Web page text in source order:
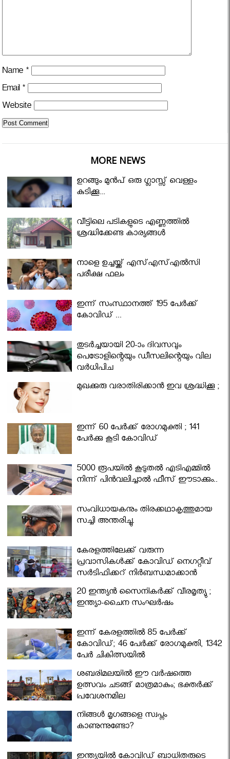
Name *
Email *
Website
MORE NEWS
ഉറങ്ങും മുന്‍പ് ഒരു ഗ്ലാസ്സ് വെള്ളം
കുടിക്കൂ...
വീട്ടിലെ പടികളുടെ എണ്ണത്തിൽ
ശ്രദ്ധിക്കേണ്ട കാര്യങ്ങൾ
നാളെ ഉച്ചയ്ക്ക് എസ്എസ്എല്‍സി
പരീക്ഷ ഫലം
ഇന്ന് സംസ്ഥാനത്ത് 195 പേര്‍ക്ക്
കോവിഡ് ...
തുടർച്ചയായി 20-ാം ദിവസവും
പെട്രോളിന്റെയും ഡീസലിന്റെയും വില
വര്‍ധിപ്പിച്ചു
മുഖക്കുരു വരാതിരിക്കാന്‍ ഇവ ശ്രദ്ധിക്കൂ ;
ഇന്ന് 60 പേർക്ക് രോഗമുക്തി ; 141
പേര്‍ക്കു കൂടി കോവിഡ്
5000 രൂപയിൽ കൂടുതൽ എടിഎമ്മിൽ
നിന്ന് പിൻവലിച്ചാൽ ഫീസ് ഈടാക്കും..
സംവിധായകനും തിരക്കഥാകൃത്തുമായ
സച്ചി അന്തരിച്ചു.
കേരളത്തിലേക്ക് വരുന്ന
പ്രവാസികള്‍ക്ക് കോവിഡ് നെഗറ്റീവ്
സര്‍ട്ടിഫിക്കറ്റ് നിർബന്ധമാക്കാൻ
മന്ത്രിസഭ
20 ഇന്ത്യൻ സൈനികർക്ക് വീരമൃത്യു ;
ഇന്ത്യാ-ചൈന സംഘർഷം
ഇന്ന് കേരളത്തിൽ 85 പേർക്ക്
കോവിഡ്; 46 പേർക്ക് രോഗമുക്തി, 1342
പേർ ചികിത്സയിൽ
ശബരിമലയില്‍ ഈ വർഷത്തെ
ഉത്സവം ചടങ്ങ് മാത്രമാകും; ഭക്തർക്ക്
പ്രവേശനമില്ല
നിങ്ങള്‍ മൃഗങ്ങളെ സ്വപ്നം
കാണുന്നുണ്ടോ?